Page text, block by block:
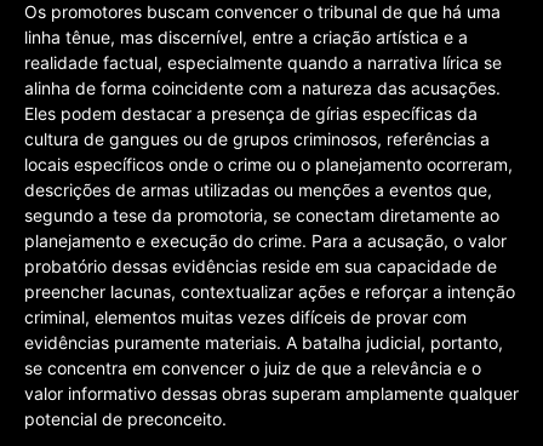
Os promotores buscam convencer o tribunal de que há uma
linha tênue, mas discernível, entre a criação artística e a
realidade factual, especialmente quando a narrativa lírica se
alinha de forma coincidente com a natureza das acusações.
Eles podem destacar a presença de gírias específicas da
cultura de gangues ou de grupos criminosos, referências a
locais específicos onde o crime ou o planejamento ocorreram,
descrições de armas utilizadas ou menções a eventos que,
segundo a tese da promotoria, se conectam diretamente ao
planejamento e execução do crime. Para a acusação, o valor
probatório dessas evidências reside em sua capacidade de
preencher lacunas, contextualizar ações e reforçar a intenção
criminal, elementos muitas vezes difíceis de provar com
evidências puramente materiais. A batalha judicial, portanto,
se concentra em convencer o juiz de que a relevância e o
valor informativo dessas obras superam amplamente qualquer
potencial de preconceito.